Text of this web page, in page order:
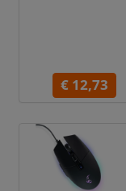
€ 12,73